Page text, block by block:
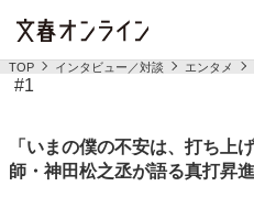
TOP インタビュー／対談 エンタメ
#1
「いまの僕の不安は、打ち
師・神田松之丞が語る真打昇進